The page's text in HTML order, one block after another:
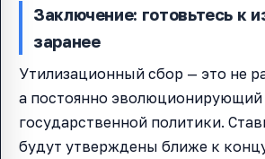
Заключение: готовьтесь к
заранее
Утилизационный сбор — это не
а постоянно эволюционирующий
государственной политики.
будут утверждены ближе к